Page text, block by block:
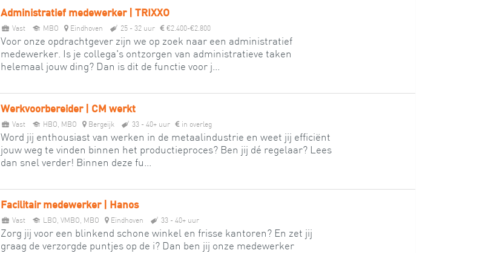
Administratief medewerker | TRIXXO
Vast MBO Eindhoven 25 - 32 uur €2.400-€2.800
Voor onze opdrachtgever zijn we op zoek naar een administratief
medewerker. Is je collega's ontzorgen van administratieve taken
helemaal jouw ding? Dan is dit de functie voor j...
Werkvoorbereider | CM werkt
Vast HBO, MBO Bergeijk 33 - 40+ uur in overleg
Word jij enthousiast van werken in de metaalindustrie en weet jij efficiënt
jouw weg te vinden binnen het productieproces? Ben jij dé regelaar? Lees
dan snel verder! Binnen deze fu...
Facilitair medewerker | Hanos
Vast LBO, VMBO, MBO Eindhoven 33 - 40+ uur
Zorg jij voor een blinkend schone winkel en frisse kantoren? En zet jij
graag de verzorgde puntjes op de i? Dan ben jij onze medewerker